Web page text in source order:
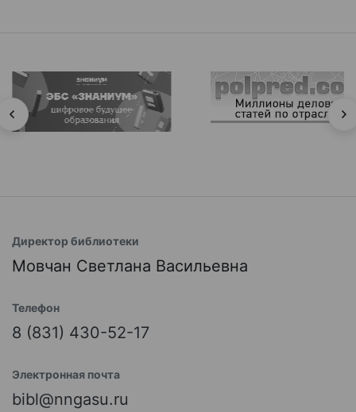
Директор библиотеки
Мовчан Светлана Васильевна
Телефон
8 (831) 430-52-17
Электронная почта
bibl@nngasu.ru